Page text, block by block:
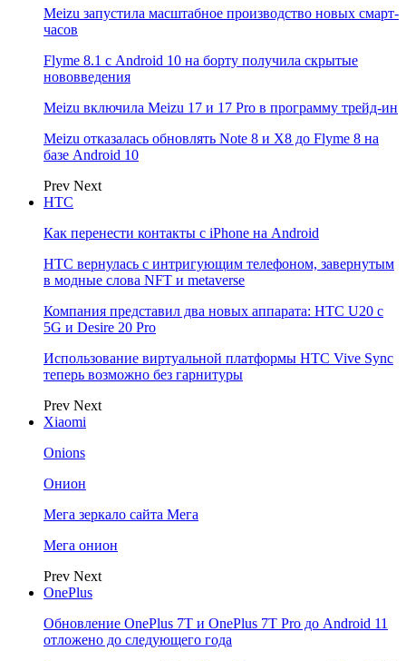
Meizu запустила масштабное производство новых смарт-
часов
Flyme 8.1 с Android 10 на борту получила скрытые
нововведения
Meizu включила Meizu 17 и 17 Pro в программу трейд-ин
Meizu отказалась обновлять Note 8 и X8 до Flyme 8 на
базе Android 10
Prev Next
НТС
Как перенести контакты с iPhone на Android
HTC вернулась с интригующим телефоном, завернутым
в модные слова NFT и metaverse
Компания представил два новых аппарата: HTC U20 с
5G и Desire 20 Pro
Использование виртуальной платформы HTC Vive Sync
теперь возможно без гарнитуры
Prev Next
Xiaomi
Onions
Онион
Мега зеркало сайта Мега
Мега онион
Prev Next
OnePlus
Обновление OnePlus 7T и OnePlus 7T Pro до Android 11
отложено до следующего года